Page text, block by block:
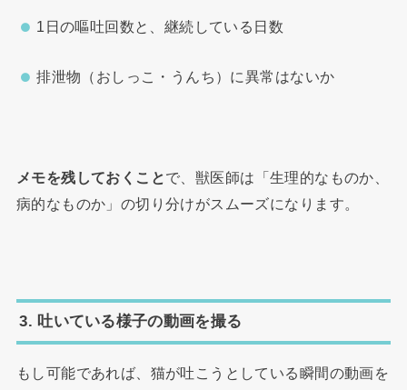
1日の嘔吐回数と、継続している日数
排泄物（おしっこ・うんち）に異常はないか
メモを残しておくことで、獣医師は「生理的なものか、
病的なものか」の切り分けがスムーズになります。
3. 吐いている様子の動画を撮る
もし可能であれば、猫が吐こうとしている瞬間の動画を